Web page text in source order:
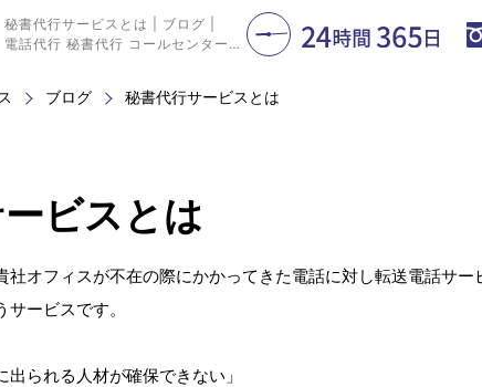
秘書代行サービスとは | ブログ |
電話代行 秘書代行 コールセンターサービス
ブログ 秘書代行サービスとは
ビスとは
社オフィスが不在の際にかかってきた電話に対し転送電話サ
ービスです。
出られる人材が確保できない」